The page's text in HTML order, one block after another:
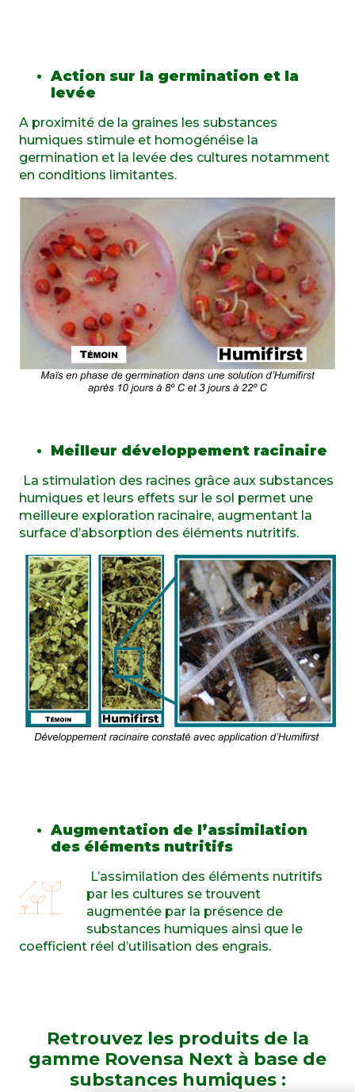
Action sur la germination et la
levée
A proximité de la graines les substances
humiques stimule et homogénéise la
germination et la levée des cultures notamment
en conditions limitantes.
Meilleur développement racinaire
La stimulation des racines grâce aux substances
humiques et leurs effets sur le sol permet une
meilleure exploration racinaire, augmentant la
surface d’absorption des éléments nutritifs.
Augmentation de l’assimilation
des éléments nutritifs
L’assimilation des éléments nutritifs
par les cultures se trouvent
augmentée par la présence de
substances humiques ainsi que le
coefficient réel d’utilisation des engrais.
Retrouvez les produits de la
gamme Rovensa Next à base de
substances humiques :